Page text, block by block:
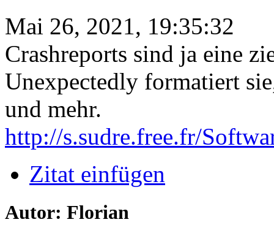
Mai 26, 2021, 19:35:32
Crashreports sind ja eine
Unexpectedly formatiert
und mehr.
http://s.sudre.free.fr/
Zitat einfügen
Autor: Florian